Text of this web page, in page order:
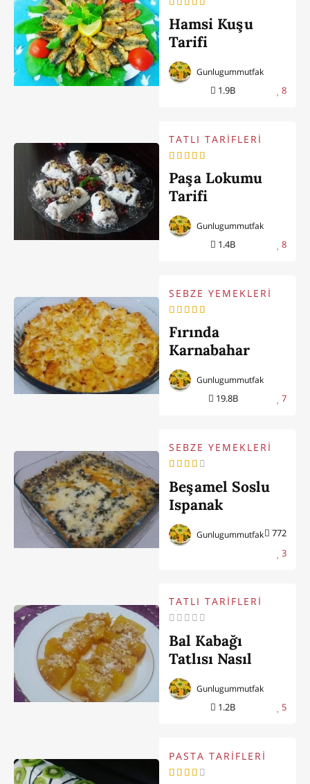
Hamsi Kuşu
Tarifi
1.9B 8
Gunlugummutfak
TATLI TARİFLERİ
Paşa Lokumu
Tarifi
1.4B 8
Gunlugummutfak
SEBZE YEMEKLERİ
Fırında
Karnabahar
Kızartması
19.8B 7
Gunlugummutfak
SEBZE YEMEKLERİ
Beşamel Soslu
Ispanak
772
3
Gunlugummutfak
TATLI TARİFLERİ
Bal Kabağı
Tatlısı Nasıl
Yapılır
1.2B 5
Gunlugummutfak
PASTA TARİFLERİ